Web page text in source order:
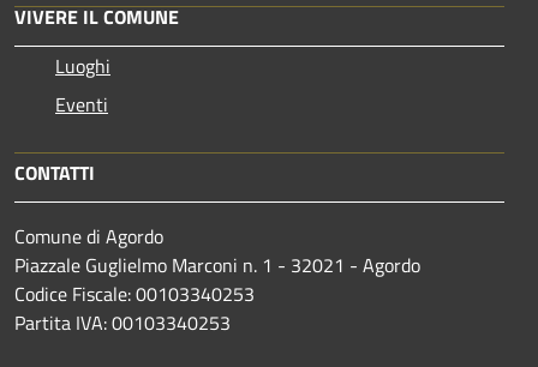
VIVERE IL COMUNE
Luoghi
Eventi
CONTATTI
Comune di Agordo
Piazzale Guglielmo Marconi n. 1 - 32021 - Agordo
Codice Fiscale: 00103340253
Partita IVA: 00103340253